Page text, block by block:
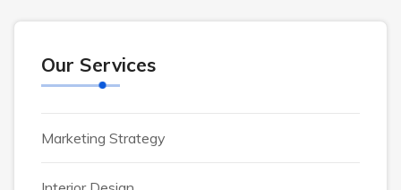
Our Services
Marketing Strategy